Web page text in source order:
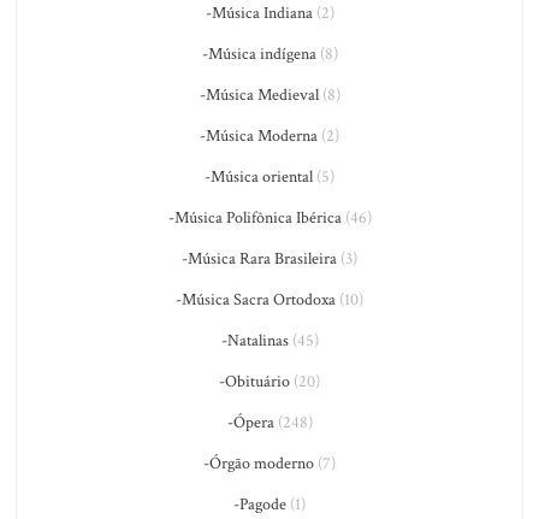
-Música Indiana(2)
-Música indígena(8)
-Música Medieval(8)
-Música Moderna (2)
-Música oriental (5)
-Música Polifônica Ibérica(46)
-Música Rara Brasileira (3)
-Música Sacra Ortodoxa (10)
-Natalinas(45)
-Obituário (20)
-Ópera(248)
-Órgão moderno (7)
-Pagode (1)